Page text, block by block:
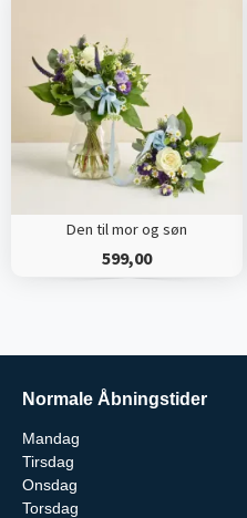
Den til mor og søn
599,00
Normale Åbningstider
Mandag
Tirsdag
Onsdag
Torsdag